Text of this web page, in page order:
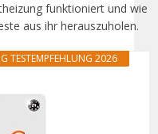
funktioniert und wie
aus ihr herauszuholen.
TESTEMPFEHLUNG 2026